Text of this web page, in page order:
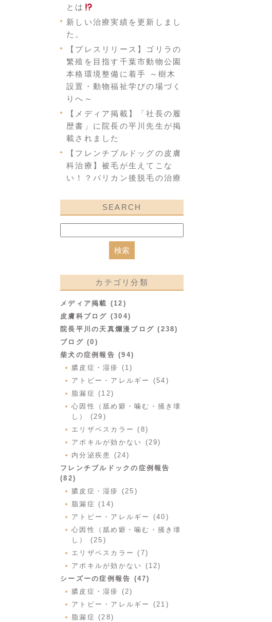
とは
新しい治療実績を更新しまし
た。
【プレスリリース】ゴリラの
繁殖を目指す千葉市動物公園
本格環境整備に着手 ～樹木
設置・動物福祉学びの場づく
りへ～
【メディア掲載】「社長の履
歴書」に院長の平川先生が掲
載されました
【フレンチブルドッグの皮膚
科治療】被毛が生えてこな
い！？バリカン後脱毛の治療
SEARCH
カテゴリ分類
メディア掲載 (12)
皮膚科ブログ (304)
院長平川の天真爛漫ブログ (238)
ブログ (0)
柴犬の症例報告 (94)
膿皮症・湿疹 (1)
アトピー・アレルギー (54)
脂漏症 (12)
心因性（舐め癖・噛む・掻き壊
し） (29)
エリザベスカラー (8)
アポキルが効かない (29)
内分泌疾患 (24)
フレンチブルドックの症例報告
(82)
膿皮症・湿疹 (25)
脂漏症 (14)
アトピー・アレルギー (40)
心因性（舐め癖・噛む・掻き壊
し） (25)
エリザベスカラー (7)
アポキルが効かない (12)
シーズーの症例報告 (47)
膿皮症・湿疹 (2)
アトピー・アレルギー (21)
脂漏症 (28)